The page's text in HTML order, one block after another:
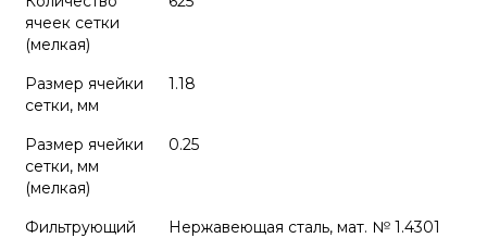
ячеек сетки
(мелкая)
Размер ячейки
сетки, мм
1.18
Размер ячейки
сетки, мм
(мелкая)
0.25
Фильтрующий
Нержавеющая сталь, мат. № 1.4301